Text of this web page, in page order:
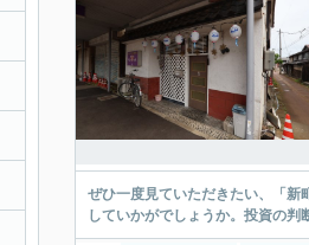
ぜひ一度見ていただきたい、「
していかがでしょうか。投資の